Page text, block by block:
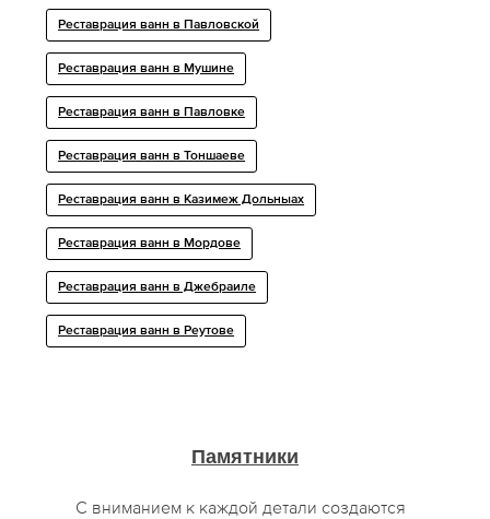
Реставрация ванн в Павловской
Реставрация ванн в Мушине
Реставрация ванн в Павловке
Реставрация ванн в Тоншаеве
Реставрация ванн в Казимеж Дольныах
Реставрация ванн в Мордове
Реставрация ванн в Джебраиле
Реставрация ванн в Реутове
Памятники
С вниманием к каждой детали создаются